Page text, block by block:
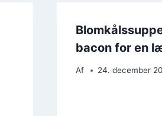
bacon for en
Af 24. december